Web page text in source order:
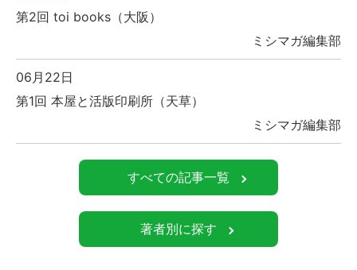
第2回 toi books（大阪）
ミシマガ編集部
06月22日
第1回 本屋と活版印刷所（天草）
ミシマガ編集部
すべての記事一覧
著者別に探す